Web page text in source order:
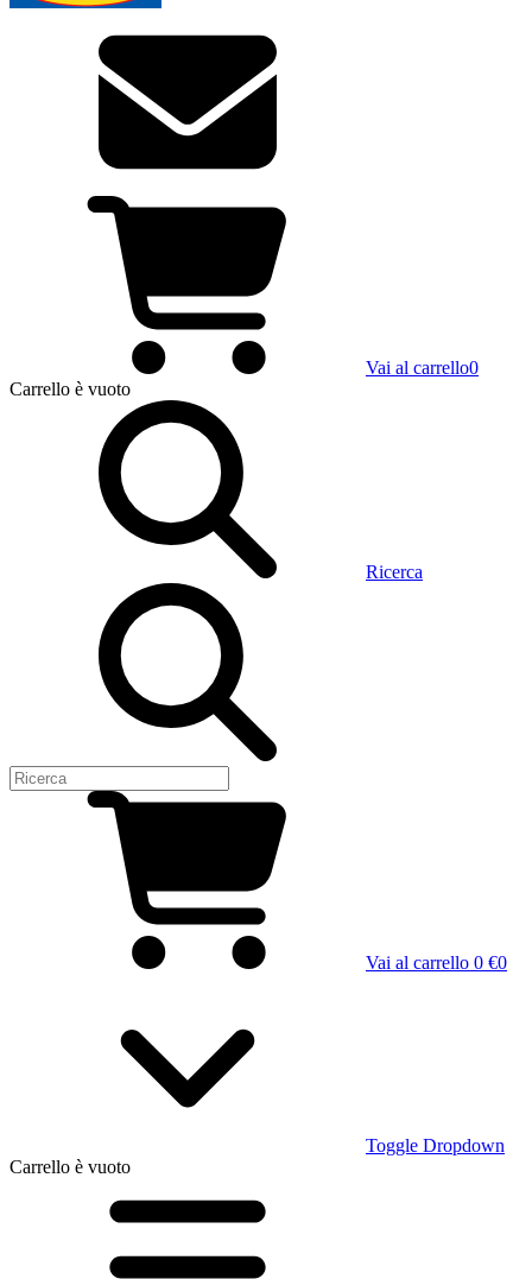
Vai al carrello0
Carrello è vuoto
Ricerca
Vai al carrello 0 €0
Toggle Dropdown
Carrello è vuoto